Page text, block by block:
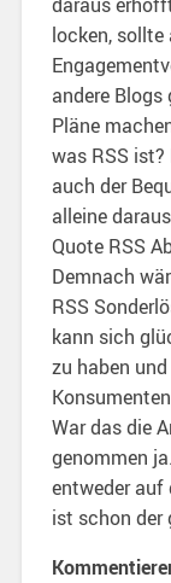
locken, sollte
andere
Pläne
was RSS
auch der
alleine
Quote RSS
Demnach
RSS
kann sich
zu haben
War das die
genommen
entweder auf
ist schon der